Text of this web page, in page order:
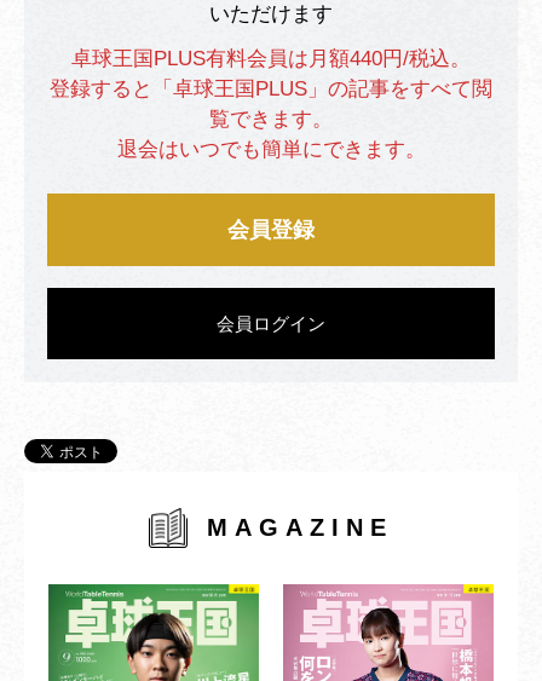
いただけます
卓球王国PLUS有料会員は月額440円/税込。
登録すると「卓球王国PLUS」の記事をすべて閲
覧できます。
退会はいつでも簡単にできます。
会員登録
会員ログイン
MAGAZINE